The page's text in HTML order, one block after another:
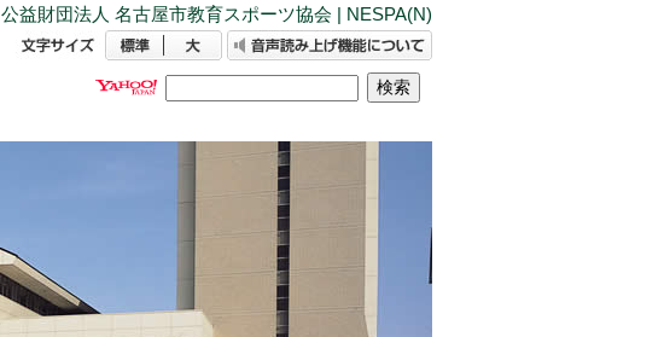
公益財団法人 名古屋市教育スポーツ協会 | NESPA(N)